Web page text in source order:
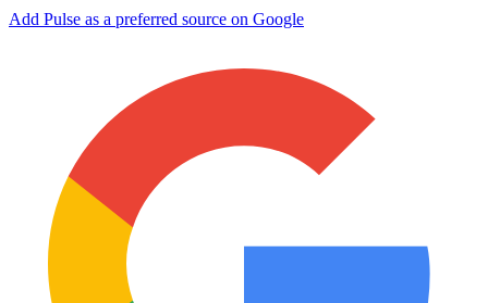
Add Pulse as a preferred source on Google